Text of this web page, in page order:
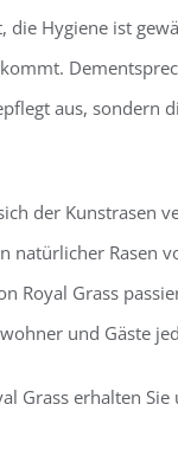
die Hygiene ist
aus, sondern
der Kunstrasen
natürlicher Rasen
Royal Grass
und Gäste
Grass erhalten